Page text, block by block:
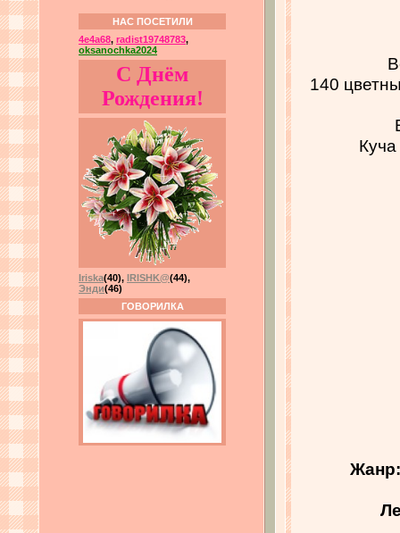
НАС ПОСЕТИЛИ
4e4a68, radist19748783,
oksanochka2024
С Днём
Рождения!
Iriska(40), IRISHK@(44),
Энди(46)
ГОВОРИЛКА
140
Жанр: